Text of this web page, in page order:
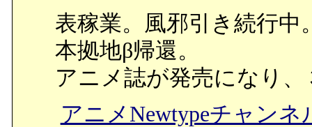
表稼業。風邪引き続行中
本拠地β帰還。
アニメ誌が発売になり、
アニメNewtypeチャンネ